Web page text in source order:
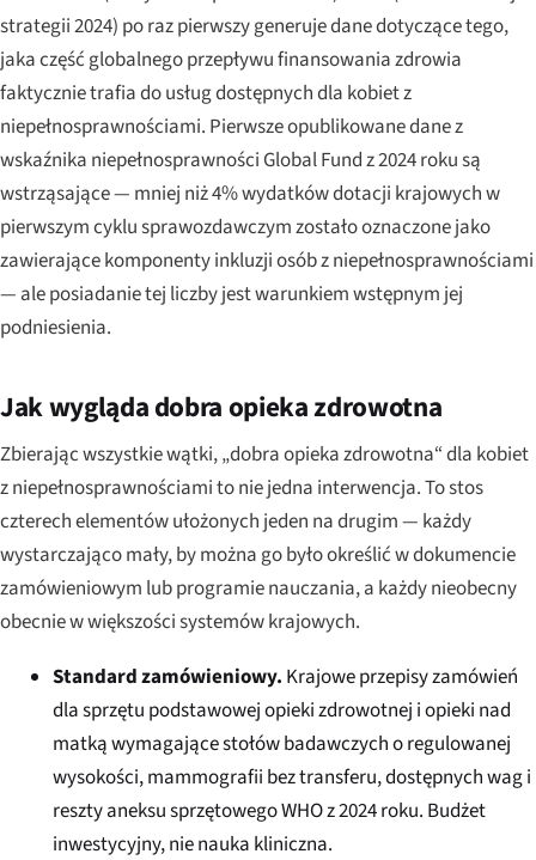
strategii 2024) po raz pierwszy generuje dane dotyczące tego,
jaka część globalnego przepływu finansowania zdrowia
faktycznie trafia do usług dostępnych dla kobiet z
niepełnosprawnościami. Pierwsze opublikowane dane z
wskaźnika niepełnosprawności Global Fund z 2024 roku są
wstrząsające — mniej niż 4% wydatków dotacji krajowych w
pierwszym cyklu sprawozdawczym zostało oznaczone jako
zawierające komponenty inkluzji osób z niepełnosprawnościami
— ale posiadanie tej liczby jest warunkiem wstępnym jej
podniesienia.
Jak wygląda dobra opieka zdrowotna
Zbierając wszystkie wątki, „dobra opieka zdrowotna“ dla kobiet
z niepełnosprawnościami to nie jedna interwencja. To stos
czterech elementów ułożonych jeden na drugim — każdy
wystarczająco mały, by można go było określić w dokumencie
zamówieniowym lub programie nauczania, a każdy nieobecny
obecnie w większości systemów krajowych.
Standard zamówieniowy. Krajowe przepisy zamówień
dla sprzętu podstawowej opieki zdrowotnej i opieki nad
matką wymagające stołów badawczych o regulowanej
wysokości, mammografii bez transferu, dostępnych wag i
reszty aneksu sprzętowego WHO z 2024 roku. Budżet
inwestycyjny, nie nauka kliniczna.